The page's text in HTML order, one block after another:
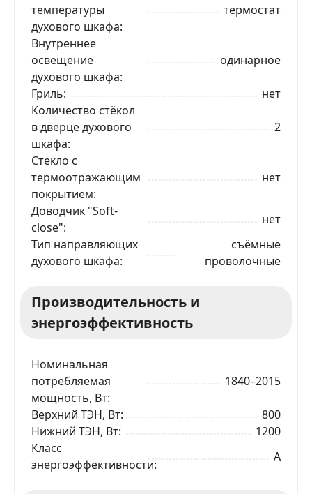
температуры
духового шкафа
термостат
Внутреннее
освещение
духового шкафа
одинарное
Гриль
нет
Количество стёкол
в дверце духового
шкафа
2
Стекло с
термоотражающим
покрытием
нет
Доводчик "Soft-
close"
нет
Тип направляющих
духового шкафа
съёмные
проволочные
Производительность и
энергоэффективность
Номинальная
потребляемая
мощность, Вт
1840–2015
Верхний ТЭН, Вт
800
Нижний ТЭН, Вт
1200
Класс
энергоэффективности
A
Я даю согласие на обработку моих персональных
данных в соответствии
площадки
ОТПРАВИТЬ ЗАЯВКУ